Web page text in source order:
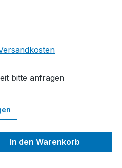
bitte anfragen
den
In den Warenkorb